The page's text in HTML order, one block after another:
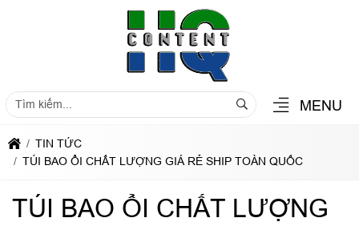
MENU
TIN TỨC
TÚI BAO ỔI CHẤT LƯỢNG GIÁ RẺ SHIP TOÀN QUỐC
TÚI BAO ỔI CHẤT LƯỢNG